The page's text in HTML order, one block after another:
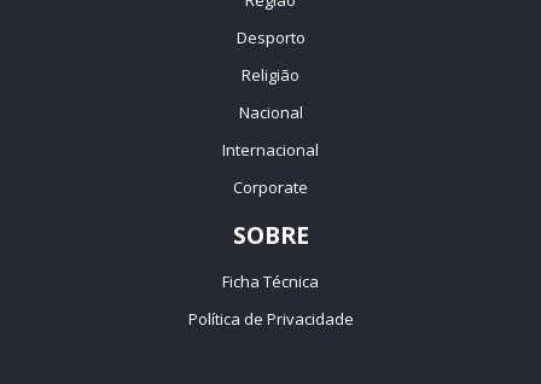
Desporto
Religião
Nacional
Internacional
Corporate
SOBRE
Ficha Técnica
Política de Privacidade